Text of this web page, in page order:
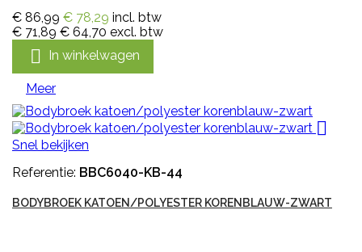
€ 86,99 € 78,29 incl. btw
€ 71,89 € 64,70 excl. btw
 In winkelwagen
Meer

Snel bekijken
Referentie: BBC6040-KB-44
BODYBROEK KATOEN/POLYESTER KORENBLAUW-ZWART